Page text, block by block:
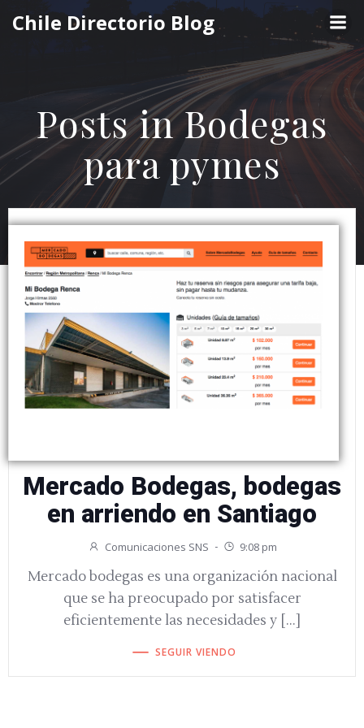
Saltar
al
Chile Directorio Blog
Posts in Bodegas
para pymes
Mercado Bodegas, bodegas
en arriendo en Santiago
Comunicaciones SNS - 9:08 pm
Mercado bodegas es una organización nacional
que se ha preocupado por satisfacer
eficientemente las necesidades y […]
SEGUIR VIENDO